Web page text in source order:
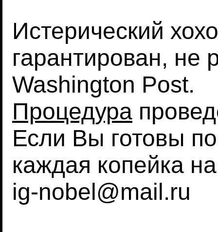
Истерический
гарантирован, не
Washington Post.
Процедура
Если Вы готовы
каждая копейка
ig-nobel@mail.ru